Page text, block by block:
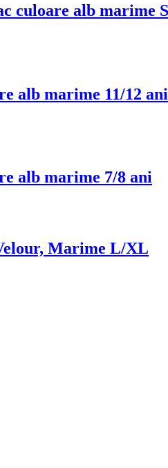
culoare alb marime
alb marime 11/12 ani
alb marime 7/8 ani
Marime L/XL